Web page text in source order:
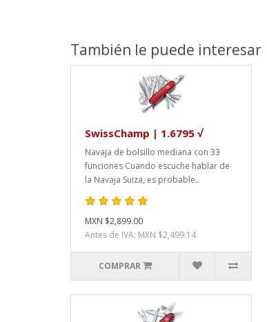
También le puede interesar
SwissChamp | 1.6795 √
Navaja de bolsillo mediana con 33
funciones Cuando escuche hablar de
la Navaja Suiza, es probable..
MXN $2,899.00
Antes de IVA: MXN $2,499.14
COMPRAR